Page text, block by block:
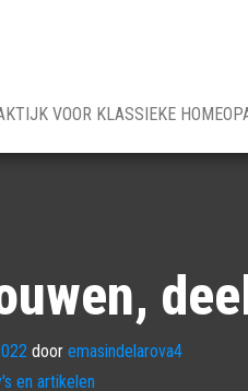
VOOR KLASSIEKE
door emasindelarova4
en artikelen